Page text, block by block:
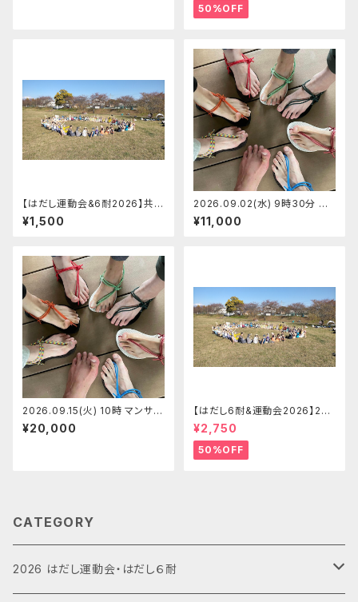
50%OFF
【はだし運動会&6耐2026】共同
バンガロー泊（大人）【2026.0
9.26(土)】
¥1,500
2026.09.02(水) 9時30分 土
徳の里@富山県 マンサンダルワ
ークショップ 【定員6】愛
¥11,000
2026.09.15(火) 10時 マンサン
ダル代官山店 マンサンダルワー
クショップ 【定員5】あきちゃん
¥20,000
【はだし6耐&運動会2026】2-4
名リレーの部 はだし6耐＋運動
会チームエントリー【2026.09.
26(土)】
¥2,750
50%OFF
CATEGORY
2026 はだし運動会・はだし６耐